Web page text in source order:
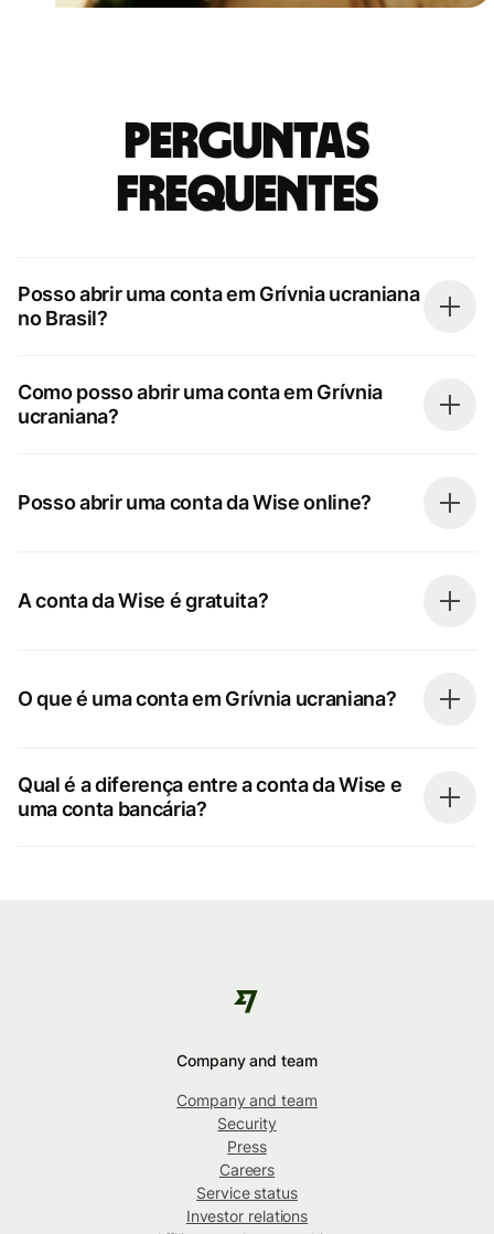
Perguntas
Frequentes
Posso abrir uma conta em Grívnia ucraniana
no Brasil?
Como posso abrir uma conta em Grívnia
ucraniana?
Posso abrir uma conta da Wise online?
A conta da Wise é gratuita?
O que é uma conta em Grívnia ucraniana?
Qual é a diferença entre a conta da Wise e
uma conta bancária?
Company and team
Company and team
Security
Press
Careers
Service status
Investor relations